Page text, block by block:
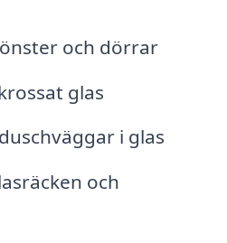
och dörrar
glas
i glas
och